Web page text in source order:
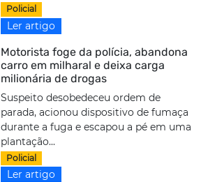
Policial
Ler artigo
Motorista foge da polícia, abandona
carro em milharal e deixa carga
milionária de drogas
Suspeito desobedeceu ordem de
parada, acionou dispositivo de fumaça
durante a fuga e escapou a pé em uma
plantação...
Policial
Ler artigo